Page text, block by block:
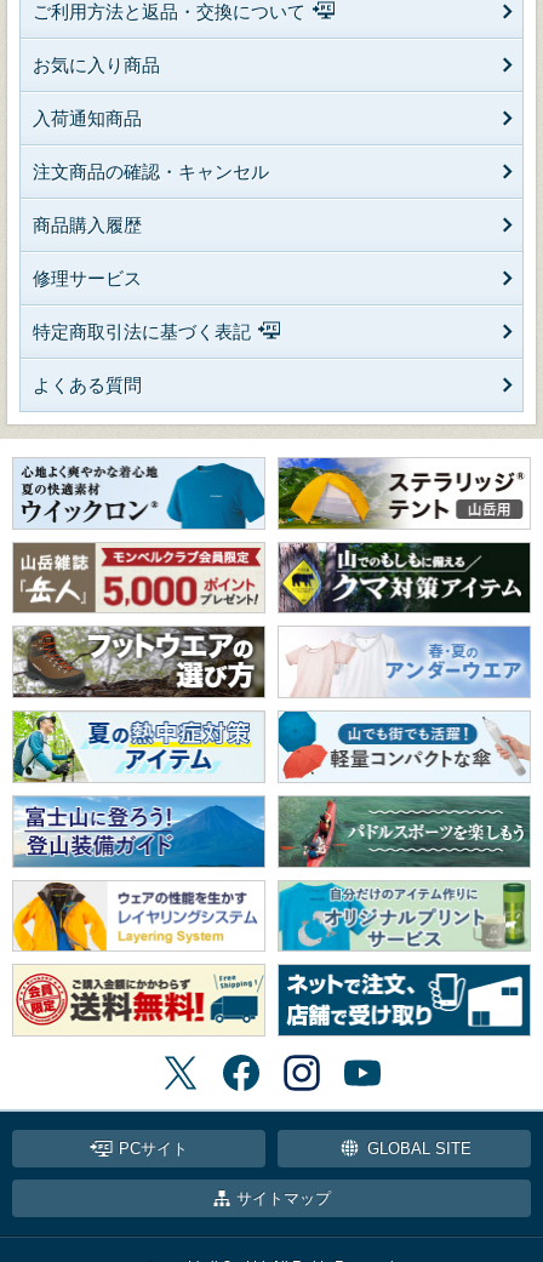
ご利用方法と返品・交換について
お気に入り商品
入荷通知商品
注文商品の確認・キャンセル
商品購入履歴
修理サービス
特定商取引法に基づく表記
よくある質問
PCサイト GLOBAL SITE
サイトマップ